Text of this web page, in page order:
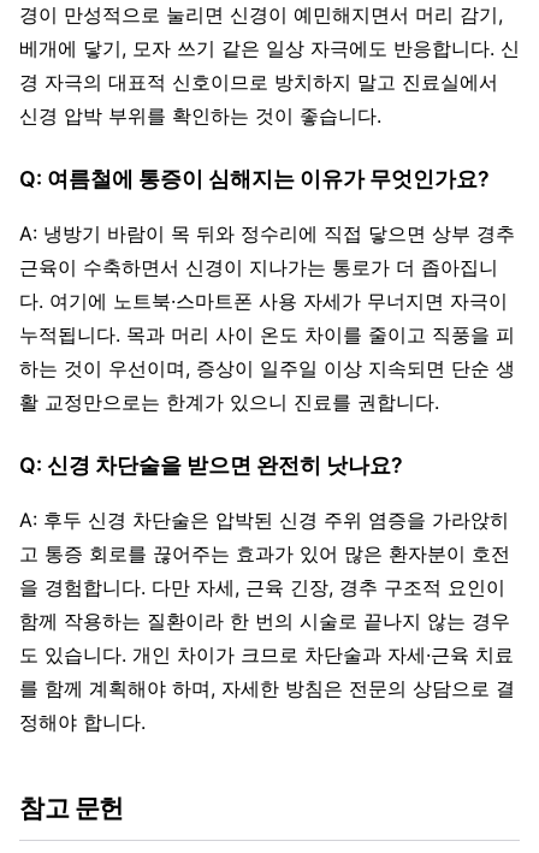
경이 만성적으로 눌리면 신경이 예민해지면서 머리 감기,
베개에 닿기, 모자 쓰기 같은 일상 자극에도 반응합니다. 신
경 자극의 대표적 신호이므로 방치하지 말고 진료실에서
신경 압박 부위를 확인하는 것이 좋습니다.
Q: 여름철에 통증이 심해지는 이유가 무엇인가요?
A: 냉방기 바람이 목 뒤와 정수리에 직접 닿으면 상부 경추
근육이 수축하면서 신경이 지나가는 통로가 더 좁아집니
다. 여기에 노트북·스마트폰 사용 자세가 무너지면 자극이
누적됩니다. 목과 머리 사이 온도 차이를 줄이고 직풍을 피
하는 것이 우선이며, 증상이 일주일 이상 지속되면 단순 생
활 교정만으로는 한계가 있으니 진료를 권합니다.
Q: 신경 차단술을 받으면 완전히 낫나요?
A: 후두 신경 차단술은 압박된 신경 주위 염증을 가라앉히
고 통증 회로를 끊어주는 효과가 있어 많은 환자분이 호전
을 경험합니다. 다만 자세, 근육 긴장, 경추 구조적 요인이
함께 작용하는 질환이라 한 번의 시술로 끝나지 않는 경우
도 있습니다. 개인 차이가 크므로 차단술과 자세·근육 치료
를 함께 계획해야 하며, 자세한 방침은 전문의 상담으로 결
정해야 합니다.
참고 문헌